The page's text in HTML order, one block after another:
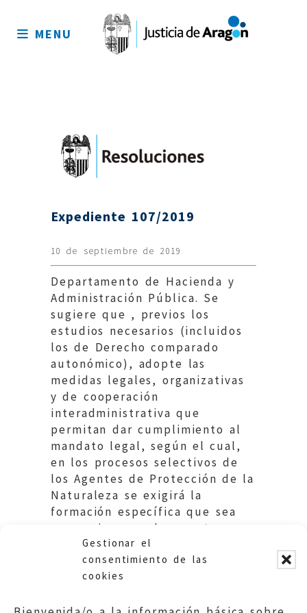
Gestionar el
consentimiento de las
cookies
sitio
MENU
Expediente 107/2019
10 de septiembre de 2019
Departamento de Hacienda y
Administración Pública. Se
sugiere que , previos los
estudios necesarios (incluidos
los de Derecho comparado
autonómico), adopte las
medidas legales, organizativas
y de cooperación
interadministrativa que
permitan dar cumplimiento al
mandato legal, según el cual,
en los procesos selectivos de
los Agentes de Protección de la
Naturaleza se exigirá la
formación específica que sea
necesaria para el correcto
desarrollo de sus funciones.